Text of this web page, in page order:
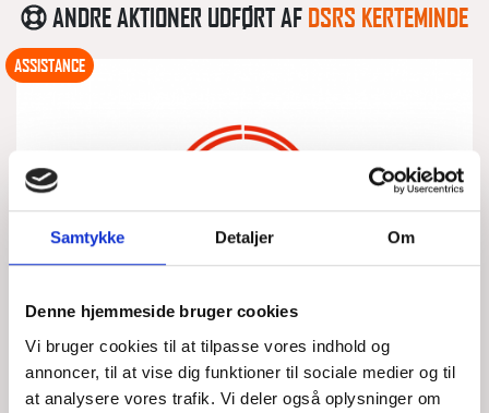
Samtykke Detaljer Om
Denne hjemmeside bruger cookies
Vi bruger cookies til at tilpasse vores indhold og
annoncer, til at vise dig funktioner til sociale medier og til
at analysere vores trafik. Vi deler også oplysninger om
ANDRE AKTIONER UDFØRT AF DSRS KERTEMINDE
ALLE LAMPER LYSTE RØDT
ASSISTANCE